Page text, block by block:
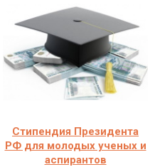
Стипендия Президента
РФ для молодых ученых и
аспирантов